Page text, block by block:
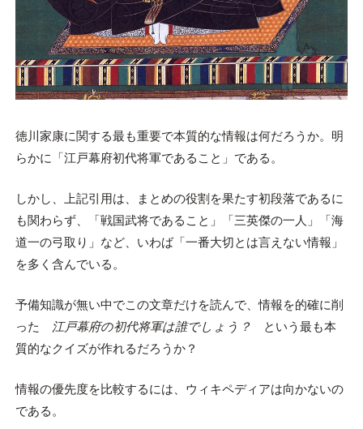
徳川家康に関する最も重要で本質的な情報は何だろうか。明
らかに「江戸幕府初代将軍であること」である。
しかし、上記引用は、まとめの役割を果たす初段落であるに
も関わらず、「戦国武将であること」「三英傑の一人」「海
道一の弓取り」など、いわば「一番大切とは言えない情報」
を多く含んでいる。
予備知識が無い中でこの文章だけを読んで、情報を的確に削
った
江戸幕府の初代将軍は誰でしょう？
という最も本
質的なクイズが作れるだろうか？
情報の優先度を比較するには、ウィキペディアは向かないの
である。